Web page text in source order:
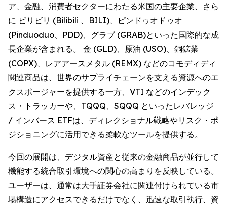
ア、金融、消費者セクターにわたる米国の主要企業、さら
に ビリビリ (Bilibili 、BILI)、ピンドゥオドゥオ
(Pinduoduo、PDD)、グラブ (GRAB)といった国際的な成
長企業が含まれる。 金 (GLD)、原油 (USO)、銅鉱業
(COPX)、レアアースメタル (REMX) などのコモディディ
関連商品は、世界のサプライチェーンを支える資源へのエ
クスポージャーを提供する一方、VTI などのインデック
ス・トラッカーや、TQQQ、SQQQ といったレバレッジ
/ インバース ETFは、ディレクショナル戦略やリスク・ポ
ジショニングに活用できる柔軟なツールを提供する。
今回の展開は、デジタル資産と従来の金融商品が並行して
機能する統合取引環境への関心の高まりを反映している。
ユーザーは、通常は大手証券会社に関連付けられている市
場構造にアクセスできるだけでなく、迅速な取引執行、資